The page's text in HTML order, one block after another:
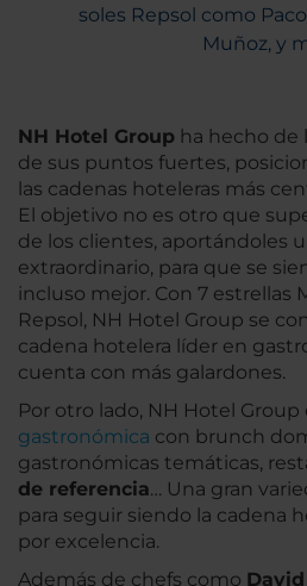
soles Repsol como
Muñoz, y
NH Hotel Group ha hecho de
de sus puntos fuertes,
las cadenas hoteleras más
El objetivo no es otro que
de los clientes, aportándoles
extraordinario, para que se
incluso mejor. Con 7 estrellas
Repsol, NH Hotel Group se
cadena hotelera líder en
cuenta con más galardones.
Por otro lado, NH Hotel
gastronómica con brunch
gastronómicas temáticas,
de referencia… Una gran
para seguir siendo la cadena
por excelencia.
Además de chefs como